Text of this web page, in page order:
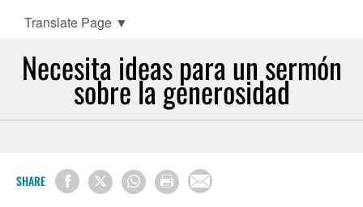
Translate Page ▼
Necesita ideas para un sermón
sobre la generosidad
SHARE